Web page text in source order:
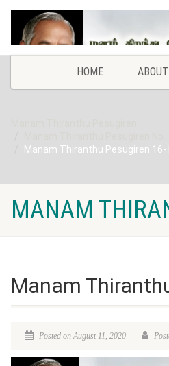
HOME
Manam Thiranthu Pesugiren
Manam Thiranthu Pesugiren 16-
MANAM
Manam
Posted on August 11, 2020